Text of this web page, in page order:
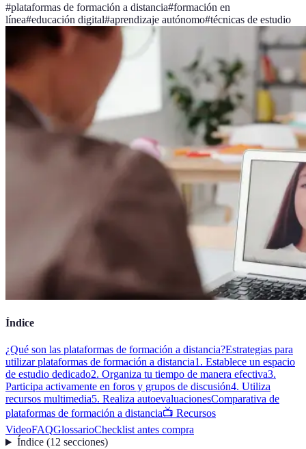
#plataformas de formación a distancia#formación en
línea#educación digital#aprendizaje autónomo#técnicas de estudio
Índice
¿Qué son las plataformas de formación a distancia?Estrategias para
utilizar plataformas de formación a distancia1. Establece un espacio
de estudio dedicado2. Organiza tu tiempo de manera efectiva3.
Participa activamente en foros y grupos de discusión4. Utiliza
recursos multimedia5. Realiza autoevaluacionesComparativa de
plataformas de formación a distancia📺 Recursos
VideoFAQGlossarioChecklist antes compra
Índice(12 secciones)